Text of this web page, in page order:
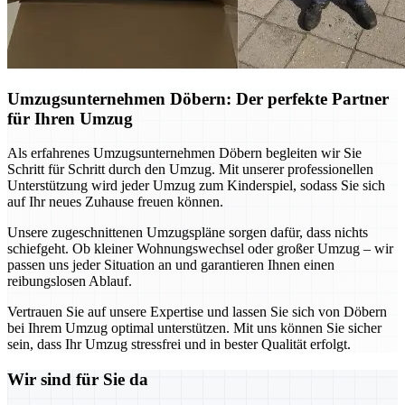
Umzugsunternehmen Döbern: Der perfekte Partner
für Ihren Umzug
Als erfahrenes Umzugsunternehmen Döbern begleiten wir Sie
Schritt für Schritt durch den Umzug. Mit unserer professionellen
Unterstützung wird jeder Umzug zum Kinderspiel, sodass Sie sich
auf Ihr neues Zuhause freuen können.
Unsere zugeschnittenen Umzugspläne sorgen dafür, dass nichts
schiefgeht. Ob kleiner Wohnungswechsel oder großer Umzug – wir
passen uns jeder Situation an und garantieren Ihnen einen
reibungslosen Ablauf.
Vertrauen Sie auf unsere Expertise und lassen Sie sich von Döbern
bei Ihrem Umzug optimal unterstützen. Mit uns können Sie sicher
sein, dass Ihr Umzug stressfrei und in bester Qualität erfolgt.
Wir sind für Sie da